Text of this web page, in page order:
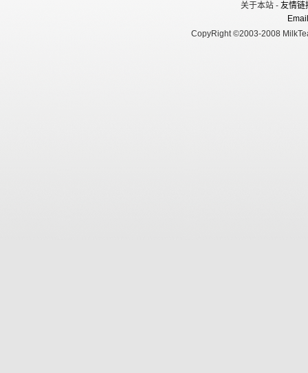
关于本站 - 友情链
CopyRight ©2003-2008